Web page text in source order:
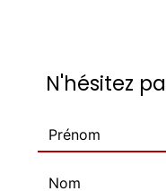
N'hésitez